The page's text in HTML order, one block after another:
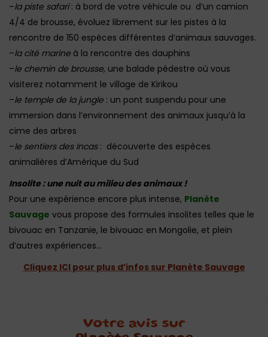
–la piste safari: à bord de votre véhicule ou d’un camion
4/4 de brousse, évoluez librement sur les pistes à la
rencontre de 150 espèces différentes d’animaux sauvages.
–la cité marine à la rencontre des dauphins
–le chemin de brousse, une balade pédestre où vous
visiterez notamment le village de Kirikou
–le temple de la jungle : un pont suspendu pour une
immersion dans l’environnement des animaux jusqu’à la
cime des arbres
–le sentiers des Incas: découverte des espèces
animalières d’Amérique du Sud
Insolite : une nuit au milieu des animaux !
Pour une expérience encore plus intense, Planète
Sauvage vous propose des formules insolites telles que le
bivouac en Tanzanie, le bivouac en Mongolie, et plein
d’autres expériences…
Cliquez ICI pour plus d’infos sur Planète Sauvage
Votre avis sur